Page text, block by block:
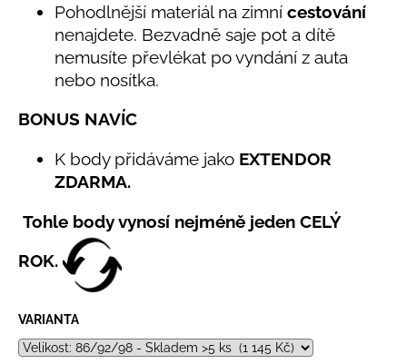
Pohodlnější materiál na zimní cestování
nenajdete. Bezvadně saje pot a dítě
nemusíte převlékat po vyndání z auta
nebo nosítka.
BONUS NAVÍC
K body přidáváme jako EXTENDOR
ZDARMA.
Tohle body vynosí nejméně jeden CELÝ
ROK.
VARIANTA
LETNÍ
ČEPICE
SVĚTLE
MODRÁ
395
Kč